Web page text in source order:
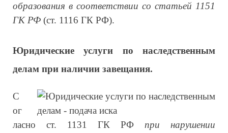
образования в соответствии со статьей 1151
ГК РФ (ст. 1116 ГК РФ).
Юридические услуги по наследственным
делам при наличии завещания.
С
ог
ласно ст. 1131 ГК РФ при нарушении